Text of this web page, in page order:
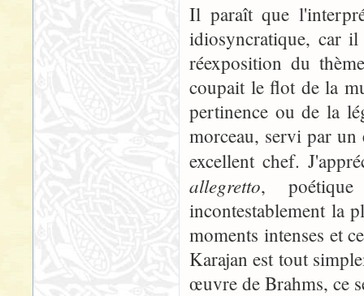
Il paraît que
idiosyncratique, car
réexposition du
coupait le flot de la
pertinence ou de la
morceau, servi par
excellent chef.
allegretto,
incontestablement la
moments intenses et
Karajan est tout
œuvre de Brahms, ce